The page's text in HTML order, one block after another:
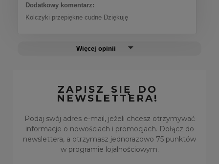
Dodatkowy komentarz:
Kolczyki przepiękne cudne Dziękuję
Więcej opinii
ZAPISZ SIĘ DO
NEWSLETTERA!
Podaj swój adres e-mail, jeżeli chcesz otrzymywać
informacje o nowościach i promocjach. Dołącz do
newslettera, a otrzymasz jednorazowo 75 punktów
w programie lojalnościowym.